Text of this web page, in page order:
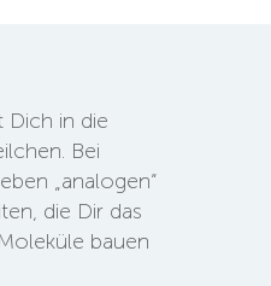
Dich in die
Bei
„analogen“
die Dir das
bauen